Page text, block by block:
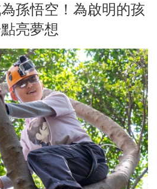
孫悟空！為啟明的孩
亮夢想